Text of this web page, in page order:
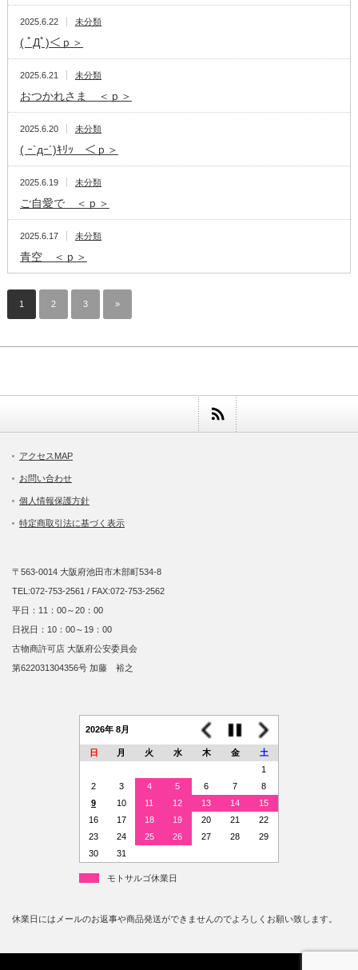
2025.6.22 未分類
( ﾟДﾟ)＜ｐ＞
2025.6.21 未分類
おつかれさま ＜ｐ＞
2025.6.20 未分類
( ｰ`дｰ´)ｷﾘｯ ＜ｐ＞
2025.6.19 未分類
ご自愛で ＜ｐ＞
2025.6.17 未分類
青空 ＜ｐ＞
1 2 3 »
アクセスMAP
お問い合わせ
個人情報保護方針
特定商取引法に基づく表示
〒563-0014 大阪府池田市木部町534-8
TEL:072-753-2561 / FAX:072-753-2562
平日：11：00～20：00
日祝日：10：00～19：00
古物商許可店 大阪府公安委員会
第622031304356号 加藤 裕之
2026年 8月
日 月 火 水 木 金
土
1
2
3 4 5 6 7
8
9
10 11 12 13 14
15
16
17 18 19 20 21
22
23
24 25 26 27 28
29
30
31
モトサルゴ休業日
休業日にはメールのお返事や商品発送ができませんのでよろしくお願い致します。